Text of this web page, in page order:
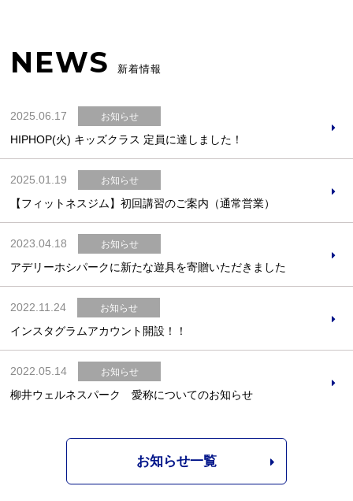
NEWS 新着情報
2025.06.17 お知らせ
HIPHOP(火) キッズクラス 定員に達しました！
2025.01.19 お知らせ
【フィットネスジム】初回講習のご案内（通常営業）
2023.04.18 お知らせ
アデリーホシパークに新たな遊具を寄贈いただきました
2022.11.24 お知らせ
インスタグラムアカウント開設！！
2022.05.14 お知らせ
柳井ウェルネスパーク 愛称についてのお知らせ
お知らせ一覧